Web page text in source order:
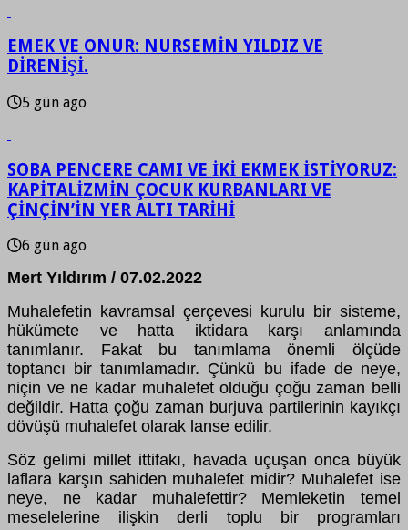
EMEK VE ONUR: NURSEMİN YILDIZ VE
DİRENİŞİ.
5 gün ago
SOBA PENCERE CAMI VE İKİ EKMEK İSTİYORUZ:
KAPİTALİZMİN ÇOCUK KURBANLARI VE
ÇİNÇİN’İN YER ALTI TARİHİ
6 gün ago
Mert Yıldırım / 07.02.2022
Muhalefetin kavramsal çerçevesi kurulu bir sisteme,
hükümete ve hatta iktidara karşı anlamında
tanımlanır. Fakat bu tanımlama önemli ölçüde
toptancı bir tanımlamadır. Çünkü bu ifade de neye,
niçin ve ne kadar muhalefet olduğu çoğu zaman belli
değildir. Hatta çoğu zaman burjuva partilerinin kayıkçı
dövüşü muhalefet olarak lanse edilir.
Söz gelimi millet ittifakı, havada uçuşan onca büyük
laflara karşın sahiden muhalefet midir? Muhalefet ise
neye, ne kadar muhalefettir? Memleketin temel
meselelerine ilişkin derli toplu bir programları